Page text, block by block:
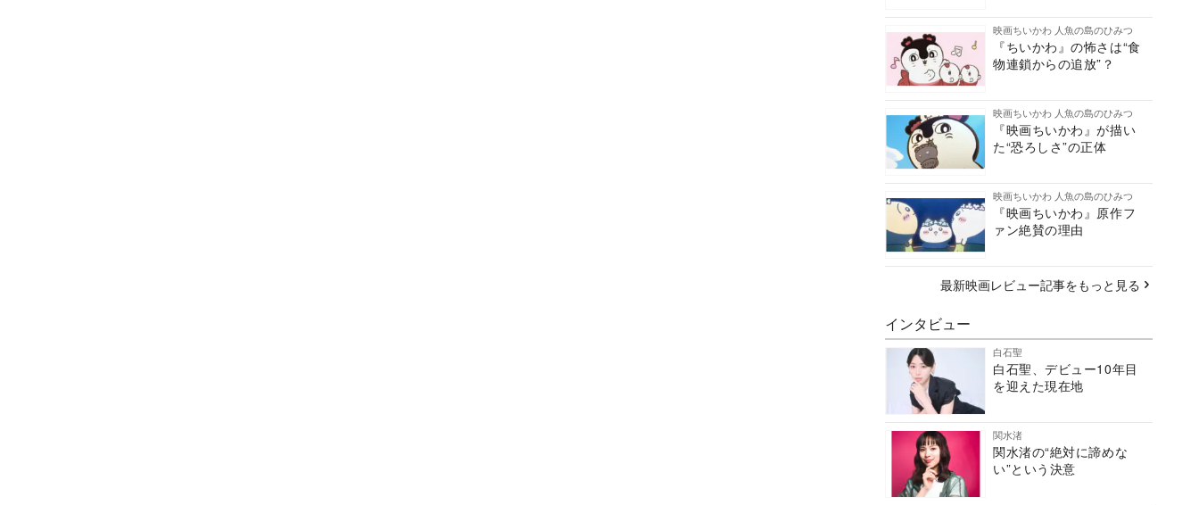
映画ちいかわ 人魚の島のひみつ
『ちいかわ』の怖さは“食
物連鎖からの追放”？
映画ちいかわ 人魚の島のひみつ
『映画ちいかわ』が描い
た“恐ろしさ”の正体
映画ちいかわ 人魚の島のひみつ
『映画ちいかわ』原作フ
ァン絶賛の理由
最新映画レビュー記事をもっと見る
インタビュー
白石聖
白石聖、デビュー10年目
を迎えた現在地
関水渚
関水渚の“絶対に諦めな
い”という決意